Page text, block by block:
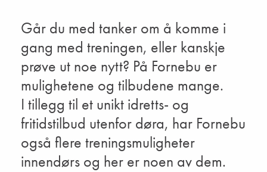
Går du med tanker om å komme i
gang med treningen, eller kanskje
prøve ut noe nytt? På Fornebu er
mulighetene og tilbudene mange.
I tillegg til et unikt idretts- og
fritidstilbud utenfor døra, har Fornebu
også flere treningsmuligheter
innendørs og her er noen av dem.